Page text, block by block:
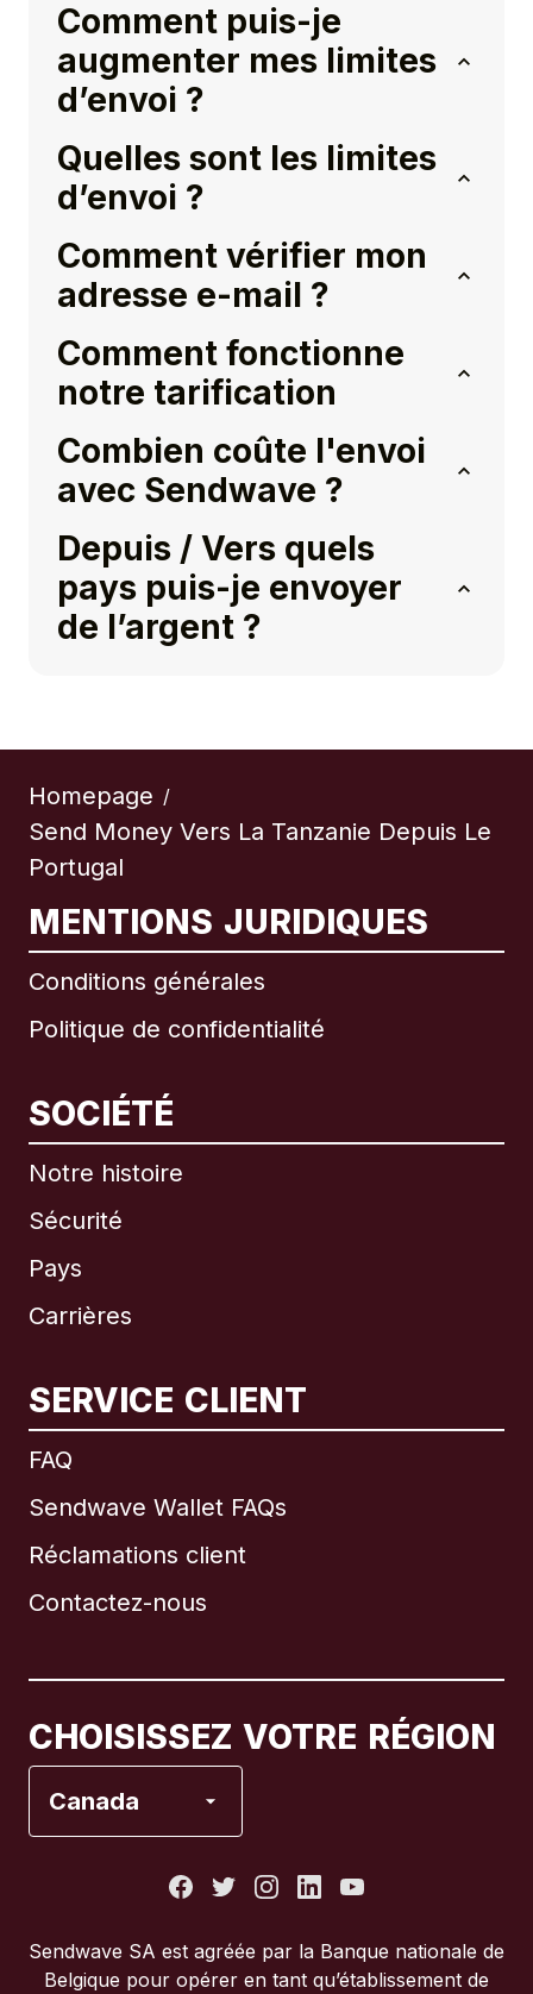
Comment puis-je
augmenter mes limites
d’envoi ?
Quelles sont les limites
d’envoi ?
Comment vérifier mon
adresse e-mail ?
Comment fonctionne
notre tarification
Combien coûte l'envoi
avec Sendwave ?
Depuis / Vers quels
pays puis-je envoyer
de l’argent ?
Homepage /
Send Money Vers La Tanzanie Depuis Le
Portugal
MENTIONS JURIDIQUES
Conditions générales
Politique de confidentialité
SOCIÉTÉ
Notre histoire
Sécurité
Pays
Carrières
SERVICE CLIENT
FAQ
Sendwave Wallet FAQs
Réclamations client
Contactez-nous
CHOISISSEZ VOTRE RÉGION
Canada
International English
Brésil
Sendwave SA est agréée par la Banque nationale de
Belgique pour opérer en tant qu’établissement de